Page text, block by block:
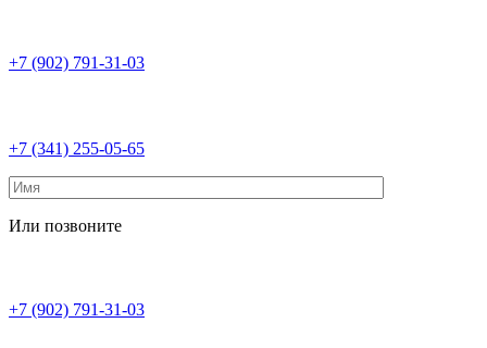
+7 (902) 791-31-03
+7 (341) 255-05-65
Или позвоните
+7 (902) 791-31-03